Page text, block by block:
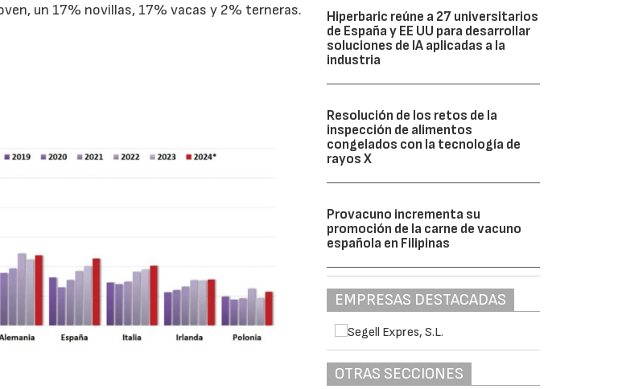
un 17% novillas, 17% vacas y 2% terneras.
Hiperbaric reúne a 27 universitarios
de España y EE UU para desarrollar
soluciones de IA aplicadas a la
industria
Resolución de los retos de la
inspección de alimentos
congelados con la tecnología de
rayos X
Provacuno incrementa su
promoción de la carne de vacuno
española en Filipinas
EMPRESAS DESTACADAS
OTRAS SECCIONES